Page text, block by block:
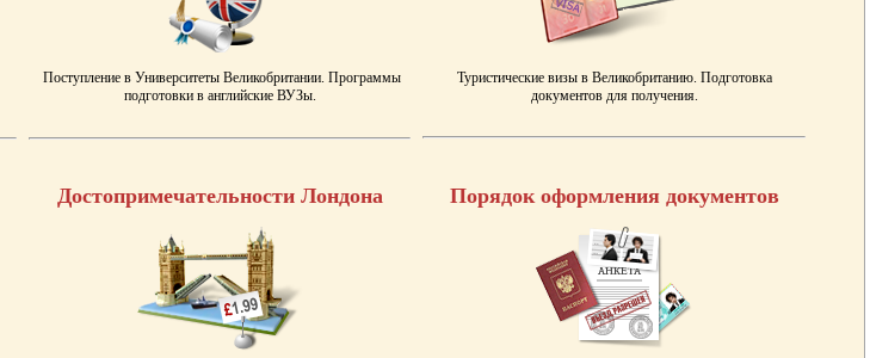
Поступление в Университеты Великобритании. Программы
подготовки в английские ВУЗы.
Туристические визы в Великобританию. Подготовка
документов для получения.
Достопримечательности Лондона Порядок оформления документов